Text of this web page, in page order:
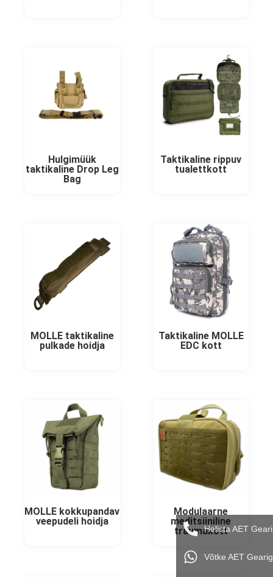
Hulgimüük
taktikaline Drop Leg
Bag
Taktikaline rippuv
tualettkott
MOLLE taktikaline
pulkade hoidja
Taktikaline MOLLE
EDC kott
MOLLE kokkupandav
veepudeli hoidja
Modulaarne
meditsiiniline
traumakottHelista AET
Võtke AET